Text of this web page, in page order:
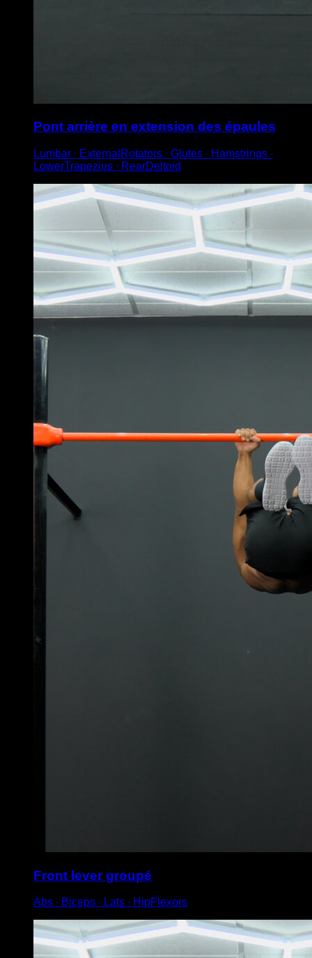
Pont arrière en extension des épaules
Lumbar ∙ ExternalRotators ∙ Glutes ∙ Hamstrings ∙
LowerTrapezius ∙ RearDeltoid
Front lever groupé
Abs ∙ Biceps ∙ Lats ∙ HipFlexors